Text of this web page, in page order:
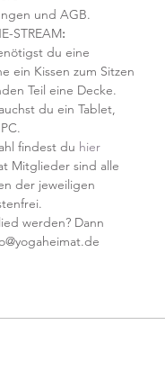
und AGB.
STREAM:
du eine
ein Kissen zum Sitzen
Teil eine Decke.
du ein Tablet,
findest du hier
Mitglieder sind alle
der jeweiligen
werden? Dann